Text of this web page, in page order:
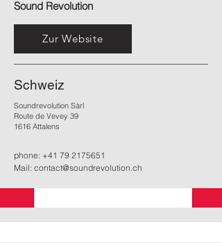
Sound Revolution
Zur Website
Schweiz
Soundrevolution Sàrl
Route de Vevey 39
1616 Attalens
phone: +41 79 2175651
Mail: contact@soundrevolution.ch